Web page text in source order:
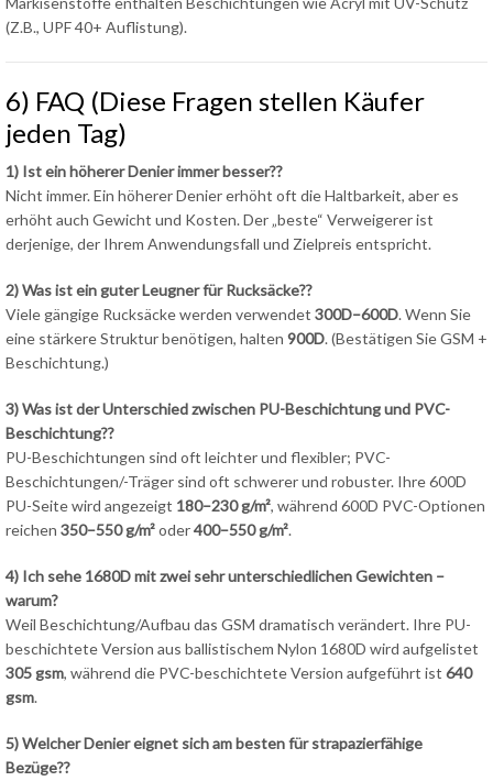
(Z.B., UPF 40+ Auflistung).
6) FAQ (Diese Fragen stellen Käufer
jeden Tag)
1) Ist ein höherer Denier immer besser??
Nicht immer. Ein höherer Denier erhöht oft die Haltbarkeit, aber es
erhöht auch Gewicht und Kosten. Der „beste“ Verweigerer ist
derjenige, der Ihrem Anwendungsfall und Zielpreis entspricht.
2) Was ist ein guter Leugner für Rucksäcke??
Viele gängige Rucksäcke werden verwendet 300D–600D. Wenn Sie
eine stärkere Struktur benötigen, halten 900D. (Bestätigen Sie GSM +
Beschichtung.)
3) Was ist der Unterschied zwischen PU-Beschichtung und PVC-
Beschichtung??
PU-Beschichtungen sind oft leichter und flexibler; PVC-
Beschichtungen/-Träger sind oft schwerer und robuster. Ihre 600D
PU-Seite wird angezeigt 180–230 g/m², während 600D PVC-Optionen
reichen 350–550 g/m²oder400–550 g/m².
4) Ich sehe 1680D mit zwei sehr unterschiedlichen Gewichten –
warum?
Weil Beschichtung/Aufbau das GSM dramatisch verändert. Ihre PU-
beschichtete Version aus ballistischem Nylon 1680D wird aufgelistet
305 gsm, während die PVC-beschichtete Version aufgeführt ist 640
gsm.
5) Welcher Denier eignet sich am besten für strapazierfähige
Bezüge??